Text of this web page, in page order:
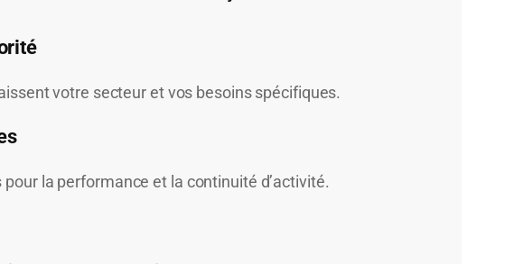
votre secteur et vos besoins spécifiques.
la performance et la continuité d’activité.